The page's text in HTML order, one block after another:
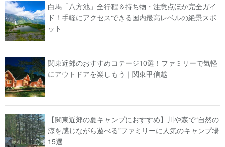
白馬「八方池」全行程＆持ち物・注意点ほか完全ガイ
ド！手軽にアクセスできる国内最高レベルの絶景スポ
ット
関東近郊のおすすめコテージ10選！ファミリーで気軽
にアウトドアを楽しもう｜関東甲信越
【関東近郊の夏キャンプにおすすめ】川や森で“自然の
涼を感じながら遊べる”ファミリーに人気のキャンプ場
15選